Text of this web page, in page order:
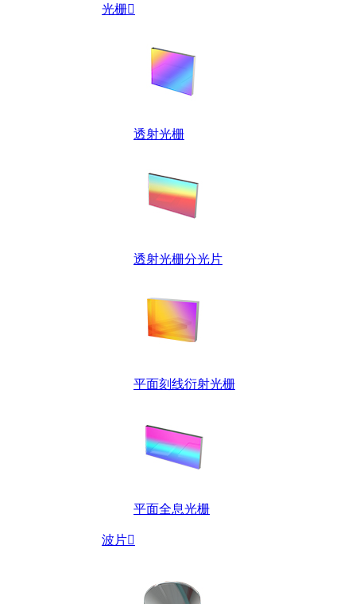
光栅
透射光栅
透射光栅分光片
平面刻线衍射光栅
平面全息光栅
波片